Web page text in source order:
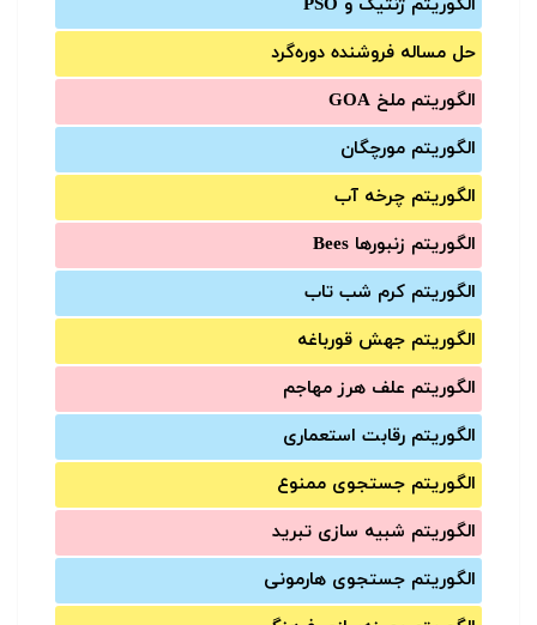
الگوریتم ژنتیک و PSO
حل مساله فروشنده دوره‌گرد
الگوریتم ملخ GOA
الگوریتم مورچگان
الگوریتم چرخه آب
الگوریتم زنبورها Bees
الگوریتم کرم شب تاب
الگوریتم جهش قورباغه
الگوریتم علف هرز مهاجم
الگوریتم رقابت استعماری
الگوریتم جستجوی ممنوع
الگوریتم شبیه سازی تبرید
الگوریتم جستجوی هارمونی